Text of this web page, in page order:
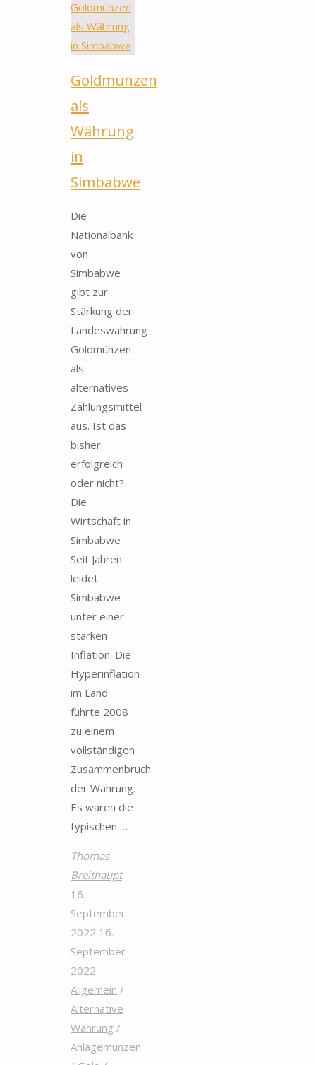
Goldmünzen
als
Währung
in
Simbabwe
Die
Nationalbank
von
Simbabwe
gibt zur
Stärkung der
Landeswährung
Goldmünzen
als
alternatives
Zahlungsmittel
aus. Ist das
bisher
erfolgreich
oder nicht?
Die
Wirtschaft in
Simbabwe
Seit Jahren
leidet
Simbabwe
unter einer
starken
Inflation. Die
Hyperinflation
im Land
führte 2008
zu einem
vollständigen
Zusammenbruch
der Währung.
Es waren die
typischen …
Thomas
Breithaupt
16.
September
2022 16.
September
2022
Allgemein /
Alternative
Währung /
Anlagemünzen